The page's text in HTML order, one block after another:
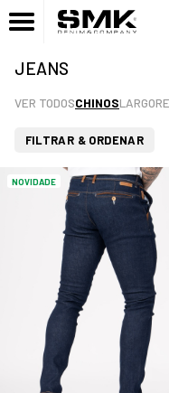
JEANS
VER TODOSCHINOSLARGO
FILTRAR & ORDENAR
NOVIDADE